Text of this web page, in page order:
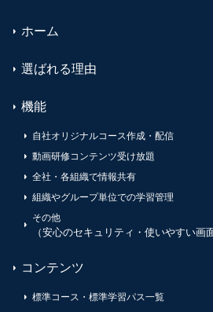
ホーム
選ばれる理由
機能
自社オリジナルコース作成・配信
動画研修コンテンツ受け放題
全社・各組織で情報共有
組織やグループ単位での学習管理
その他
（安心のセキュリティ・使いやすい画
コンテンツ
標準コース・標準学習パス一覧